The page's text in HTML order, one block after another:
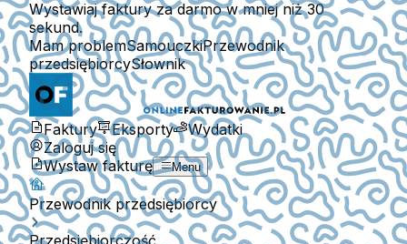
Wystawiaj faktury za darmo w mniej niż 30
sekund.
Mam problemSamouczkiPrzewodnik
przedsiębiorcySłownik
Faktury Eksporty
Wydatki
Zaloguj się
Wystaw fakturę
Menu
Przewodnik przedsiębiorcy
Przedsiębiorczość